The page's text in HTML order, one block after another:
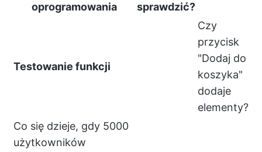
oprogramowania
sprawdzić?
Testowanie funkcji
Czy
przycisk
"Dodaj do
koszyka"
dodaje
elementy?
Co się dzieje, gdy 5000
użytkowników